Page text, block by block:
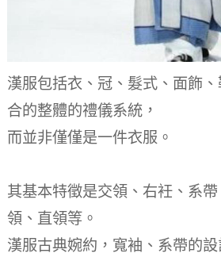
漢服包括衣、冠、髮式、面飾
合的整體的禮儀系統，
而並非僅僅是一件衣服。
其基本特徵是交領、右衽、系
領、直領等。
漢服古典婉約，寬袖、系帶的